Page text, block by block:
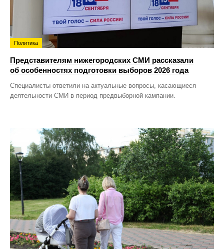
Политика
Представителям нижегородских СМИ рассказали
об особенностях подготовки выборов 2026 года
Специалисты ответили на актуальные вопросы, касающиеся
деятельности СМИ в период предвыборной кампании.